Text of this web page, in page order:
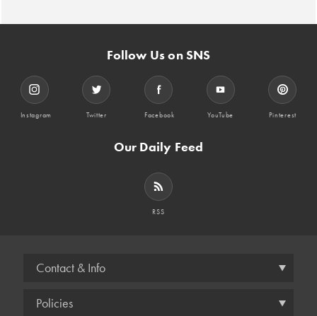
Follow Us on SNS
Instagram Twitter Facebook YouTube Pinterest
Our Daily Feed
RSS
Contact & Info
Policies